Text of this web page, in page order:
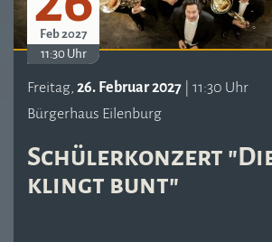
Feb 2027
11:30 Uhr
Freitag, 26. Februar 2027 | 11:30 Uhr
Bürgerhaus Eilenburg
Schülerkonzert
klingt bunt"